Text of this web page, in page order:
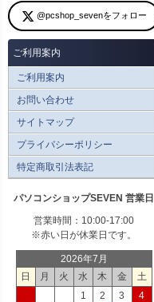
@pcshop_sevenをフォロー
ご利用案内
ご利用案内
お問い合わせ
サイトマップ
プライバシーポリシー
特定商取引法表記
パソコンショップSEVEN 営業日
営業時間：10:00-17:00
※赤い日が休業日です。
2026年7月
日
月 火 水 木 金
土
1
2 3
4